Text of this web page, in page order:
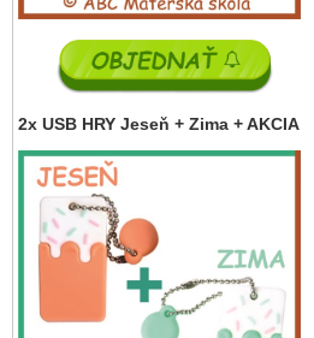
2x USB HRY Jeseň + Zima + AKCIA